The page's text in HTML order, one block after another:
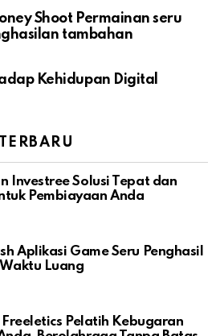
Shoot Permainan seru
tambahan
Kehidupan Digital
TERBARU
Investree Solusi Tepat dan
Pembiayaan Anda
Aplikasi Game Seru Penghasil
Luang
Freeletics Pelatih Kebugaran